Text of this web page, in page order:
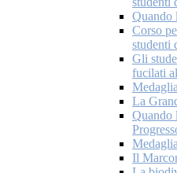
Quando
Corso
studenti
Gli
fucilati
La
Quando
Il